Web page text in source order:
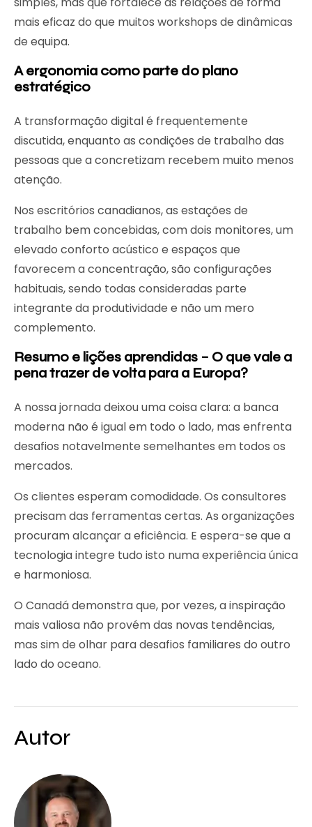
mais eficaz do que muitos workshops de dinâmicas
de equipa.
A ergonomia como parte do plano
estratégico
A transformação digital é frequentemente
discutida, enquanto as condições de trabalho das
pessoas que a concretizam recebem muito menos
atenção.
Nos escritórios canadianos, as estações de
trabalho bem concebidas, com dois monitores, um
elevado conforto acústico e espaços que
favorecem a concentração, são configurações
habituais, sendo todas consideradas parte
integrante da produtividade e não um mero
complemento.
Resumo e lições aprendidas – O que vale a
pena trazer de volta para a Europa?
A nossa jornada deixou uma coisa clara: a banca
moderna não é igual em todo o lado, mas enfrenta
desafios notavelmente semelhantes em todos os
mercados.
Os clientes esperam comodidade. Os consultores
precisam das ferramentas certas. As organizações
procuram alcançar a eficiência. E espera-se que a
tecnologia integre tudo isto numa experiência única
e harmoniosa.
O Canadá demonstra que, por vezes, a inspiração
mais valiosa não provém das novas tendências,
mas sim de olhar para desafios familiares do outro
lado do oceano.
Autor